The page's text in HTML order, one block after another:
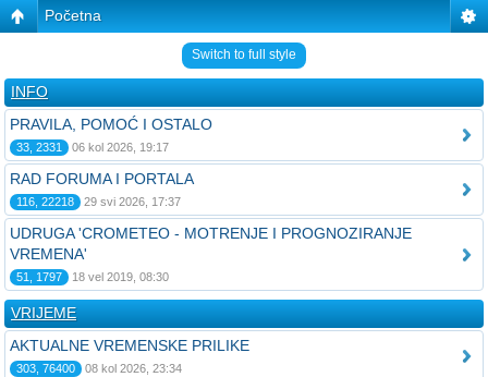
Početna
Switch to full style
INFO
PRAVILA, POMOĆ I OSTALO
33, 2331 06 kol 2026, 19:17
RAD FORUMA I PORTALA
116, 22218 29 svi 2026, 17:37
UDRUGA 'CROMETEO - MOTRENJE I PROGNOZIRANJE
VREMENA'
51, 1797 18 vel 2019, 08:30
VRIJEME
AKTUALNE VREMENSKE PRILIKE
303, 76400 08 kol 2026, 23:34